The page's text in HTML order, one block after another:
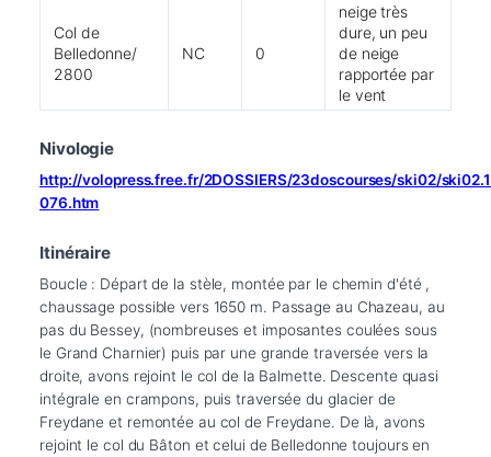
Col de
Belledonne/
2800
NC 0
neige très
dure, un peu
de neige
rapportée par
le vent
Nivologie
http://volopress.free.fr/2DOSSIERS/23doscourses/ski02/
076.htm
Itinéraire
Boucle : Départ de la stèle, montée par le chemin d'été ,
chaussage possible vers 1650 m. Passage au Chazeau, au
pas du Bessey, (nombreuses et imposantes coulées sous
le Grand Charnier) puis par une grande traversée vers la
droite, avons rejoint le col de la Balmette. Descente quasi
intégrale en crampons, puis traversée du glacier de
Freydane et remontée au col de Freydane. De là, avons
rejoint le col du Bâton et celui de Belledonne toujours en